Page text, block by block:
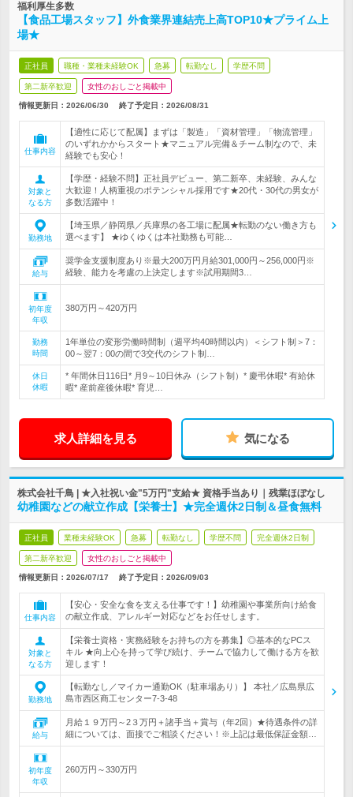
福利厚生多数
【食品工場スタッフ】外食業界連結売上高TOP10★プライム上
場★
正社員 職種・業種未経験OK 急募 転勤なし 学歴不問
第二新卒歓迎 女性のおしごと掲載中
情報更新日：2026/06/30 終了予定日： 2026/08/31
仕事内容
【適性に応じて配属】まずは「製造」「資材管理」「物流管理」
のいずれかからスタート★マニュアル完備＆チーム制なので、未
経験でも安心！
対象と
なる方
【学歴・経験不問】正社員デビュー、第二新卒、未経験、みんな
大歓迎！人柄重視のポテンシャル採用です★20代・30代の男女が
多数活躍中！
勤務地
【埼玉県／静岡県／兵庫県の各工場に配属★転勤のない働き方も
選べます】 ★ゆくゆくは本社勤務も可能…
給与
奨学金支援制度あり※最大200万円月給301,000円～256,000円※
経験、能力を考慮の上決定します※試用期間3…
初年度
年収
380万円～420万円
勤務
時間
1年単位の変形労働時間制（週平均40時間以内）＜シフト制＞7：
00～翌7：00の間で3交代のシフト制…
休日
休暇
* 年間休日116日* 月9～10日休み（シフト制）* 慶弔休暇* 有給休
暇* 産前産後休暇* 育児…
求人詳細を見る 気になる
株式会社千鳥 | ★入社祝い金"5万円"支給★ 資格手当あり｜残業ほぼなし
幼稚園などの献立作成【栄養士】★完全週休2日制＆昼食無料
正社員 業種未経験OK 急募 転勤なし 学歴不問 完全週休2日制
第二新卒歓迎 女性のおしごと掲載中
情報更新日：2026/07/17 終了予定日： 2026/09/03
仕事内容
【安心・安全な食を支える仕事です！】幼稚園や事業所向け給食
の献立作成、アレルギー対応などをお任せします。
対象と
なる方
【栄養士資格・実務経験をお持ちの方を募集】◎基本的なPCス
キル ★向上心を持って学び続け、チームで協力して働ける方を歓
迎します！
勤務地
【転勤なし／マイカー通勤OK（駐車場あり）】 本社／広島県広
島市西区商工センター7-3-48
給与
月給１９万円～2３万円＋諸手当＋賞与（年2回）★待遇条件の詳
細については、面接でご相談ください！※上記は最低保証金額…
初年度
年収
260万円～330万円